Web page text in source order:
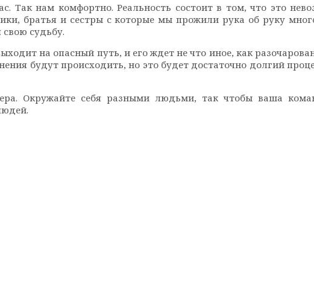
Так нам комфортно. Реальность состоит в том, что это
братья и сестры с которые мы прожили рука об руку
судьбу.
на опасный путь, и его ждет не что иное, как
будут происходить, но это будет достаточно долгий
Окружайте себя разными людьми, так чтобы ваша